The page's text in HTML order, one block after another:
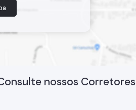
nossos Corretores